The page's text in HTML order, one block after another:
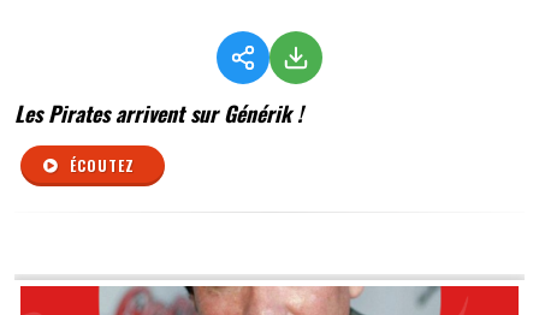
Les Pirates arrivent sur Générik !
ÉCOUTEZ